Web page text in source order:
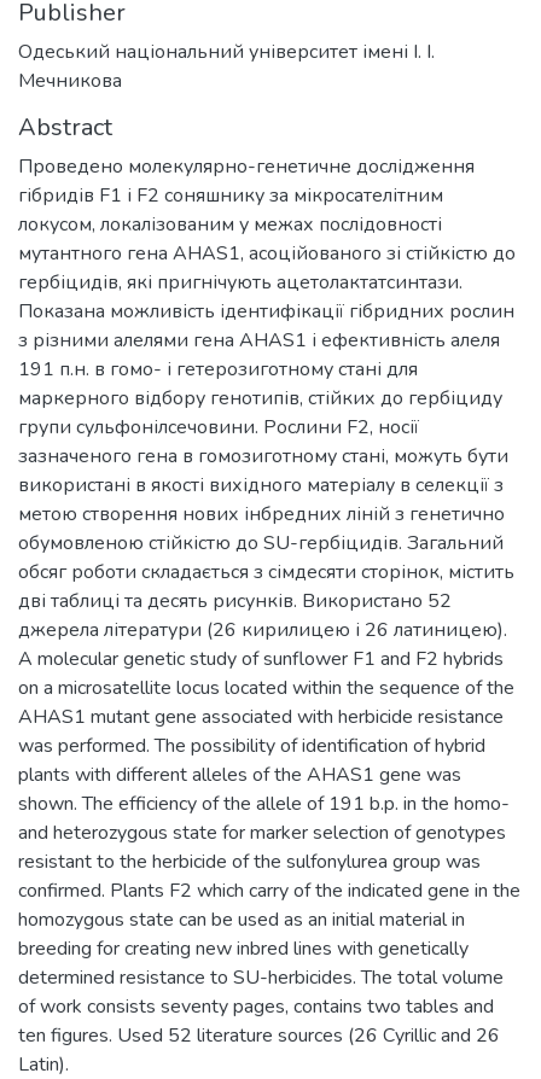
Publisher
Одеський національний університет імені І. І.
Мечникова
Abstract
Проведено молекулярно-генетичне дослідження
гібридів F1 і F2 соняшнику за мікросателітним
локусом, локалізованим у межах послідовності
мутантного гена AHAS1, асоційованого зі стійкістю до
гербіцидів, які пригнічують ацетолактатсинтази.
Показана можливість ідентифікації гібридних рослин
з різними алелями гена AHAS1 і ефективність алеля
191 п.н. в гомо- і гетерозиготному стані для
маркерного відбору генотипів, стійких до гербіциду
групи сульфонілсечовини. Рослини F2, носії
зазначеного гена в гомозиготному стані, можуть бути
використані в якості вихідного матеріалу в селекції з
метою створення нових інбредних ліній з генетично
обумовленою стійкістю до SU-гербіцидів. Загальний
обсяг роботи складається з сімдесяти сторінок, містить
дві таблиці та десять рисунків. Використано 52
джерела літератури (26 кирилицею і 26 латиницею).
A molecular genetic study of sunflower F1 and F2 hybrids
on a microsatellite locus located within the sequence of the
AHAS1 mutant gene associated with herbicide resistance
was performed. The possibility of identification of hybrid
plants with different alleles of the AHAS1 gene was
shown. The efficiency of the allele of 191 b.p. in the homo-
and heterozygous state for marker selection of genotypes
resistant to the herbicide of the sulfonylurea group was
confirmed. Plants F2 which carry of the indicated gene in the
homozygous state can be used as an initial material in
breeding for creating new inbred lines with genetically
determined resistance to SU-herbicides. The total volume
of work consists seventy pages, contains two tables and
ten figures. Used 52 literature sources (26 Cyrillic and 26
Latin).